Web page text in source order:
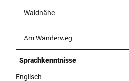
Waldnähe
Am Wanderweg
Sprachkenntnisse
Englisch